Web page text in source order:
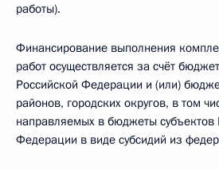
работы).
Финансирование выполнения
работ осуществляется за счёт
Российской Федерации и (или)
районов, городских округов, в том
направляемых в бюджеты субъектов
Федерации в виде субсидий из